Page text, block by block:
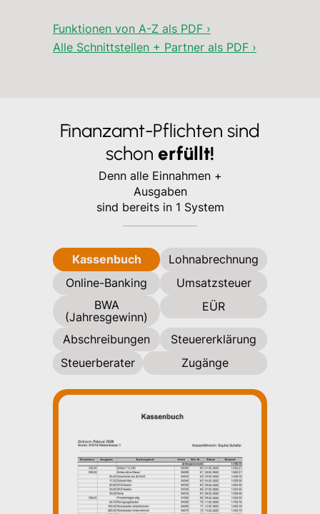
Funktionen von A-Z als PDF ›
Alle Schnittstellen + Partner als PDF ›
Finanzamt-Pflichten sind
schon erfüllt!
Denn alle Einnahmen +
Ausgaben
sind bereits in 1 System
Kassenbuch
Lohnabrechnung
Online-Banking
Umsatzsteuer
BWA
(Jahresgewinn)
EÜR
Abschreibungen
Steuererklärung
Steuerberater
Zugänge